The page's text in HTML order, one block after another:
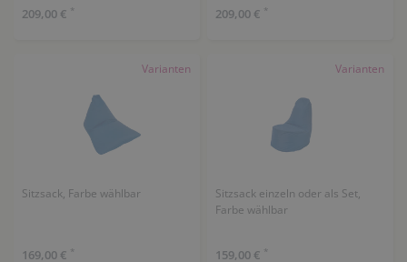
209,00 € * 209,00 € *
Varianten
Sitzsack, Farbe wählbar
169,00 € *
Varianten
Sitzsack einzeln oder als Set,
Farbe wählbar
159,00 € *